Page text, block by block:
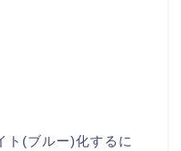
(ブルー)化するに